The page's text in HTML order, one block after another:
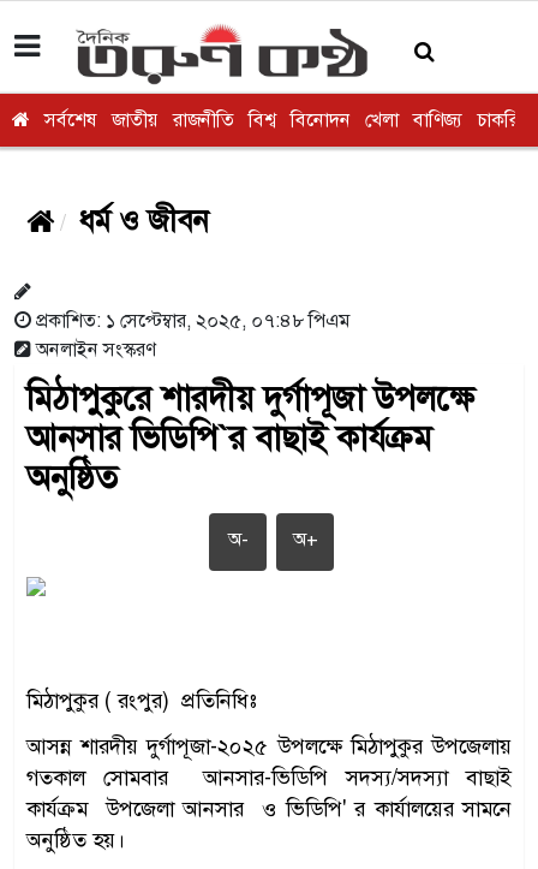
সর্বশেষ জাতীয় রাজনীতি বিশ্ব বিনোদন খেলা বাণিজ্য চাকরি
ধর্ম ও জীবন
প্রকাশিত: ১ সেপ্টেম্বার, ২০২৫, ০৭:৪৮ পিএম
অনলাইন সংস্করণ
মিঠাপুকুরে শারদীয় দুর্গাপূজা উপলক্ষে
আনসার ভিডিপি‍‍`র বাছাই কার্যক্রম
অনুষ্ঠিত
অ- অ+
মিঠাপুকুর ( রংপুর) প্রতিনিধিঃ
আসন্ন শারদীয় দুর্গাপূজা-২০২৫ উপলক্ষে মিঠাপুকুর উপজেলায়
গতকাল সোমবার আনসার-ভিডিপি সদস্য/সদস্যা বাছাই
কার্যক্রম উপজেলা আনসার ও ভিডিপি' র কার্যালয়ের সামনে
অনুষ্ঠিত হয়।